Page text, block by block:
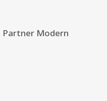
Modern